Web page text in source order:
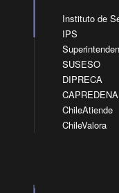
Instituto de
IPS
SUSESO
DIPRECA
CAPREDENA
ChileAtiende
ChileValora